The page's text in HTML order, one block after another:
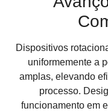
Dispositivos
uniformemente a
amplas, elevando
processo.
funcionamento em